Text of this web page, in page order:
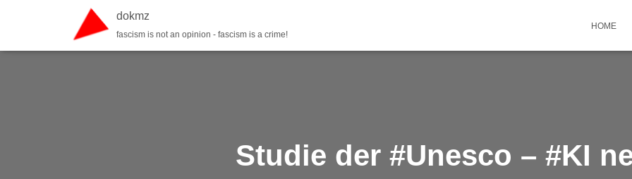
dokmz
fascism is not an opinion - fascism is a crime!
HOME
Studie der #Unesco – #KI